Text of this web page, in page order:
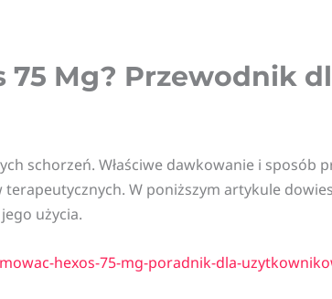
75 Mg? Przewodnik
schorzeń. Właściwe dawkowanie i sposób
W poniższym artykule
użycia.
hexos-75-mg-poradnik-dla-